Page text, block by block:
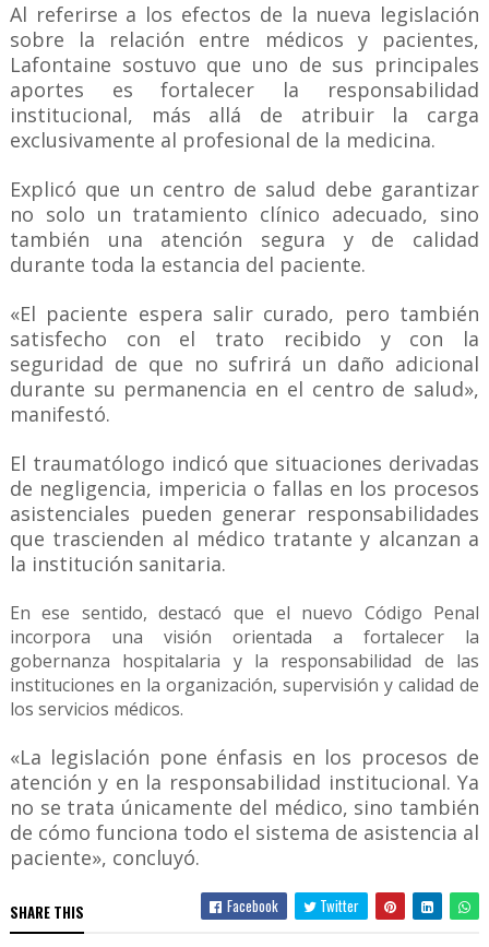
Al referirse a los efectos de la nueva legislación
sobre la relación entre médicos y pacientes,
Lafontaine sostuvo que uno de sus principales
aportes es fortalecer la responsabilidad
institucional, más allá de atribuir la carga
exclusivamente al profesional de la medicina.
Explicó que un centro de salud debe garantizar
no solo un tratamiento clínico adecuado, sino
también una atención segura y de calidad
durante toda la estancia del paciente.
«El paciente espera salir curado, pero también
satisfecho con el trato recibido y con la
seguridad de que no sufrirá un daño adicional
durante su permanencia en el centro de salud»,
manifestó.
El traumatólogo indicó que situaciones derivadas
de negligencia, impericia o fallas en los procesos
asistenciales pueden generar responsabilidades
que trascienden al médico tratante y alcanzan a
la institución sanitaria.
En ese sentido, destacó que el nuevo Código Penal
incorpora una visión orientada a fortalecer la
gobernanza hospitalaria y la responsabilidad de las
instituciones en la organización, supervisión y calidad de
los servicios médicos.
«La legislación pone énfasis en los procesos de
atención y en la responsabilidad institucional. Ya
no se trata únicamente del médico, sino también
de cómo funciona todo el sistema de asistencia al
paciente», concluyó.
SHARE THIS Facebook Twitter